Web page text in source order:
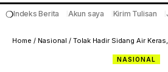
❍Indeks Berita Akun saya Kirim Tulisan
Home / Nasional / Tolak Hadir Sidang Air Keras, Andrie
NASIONAL